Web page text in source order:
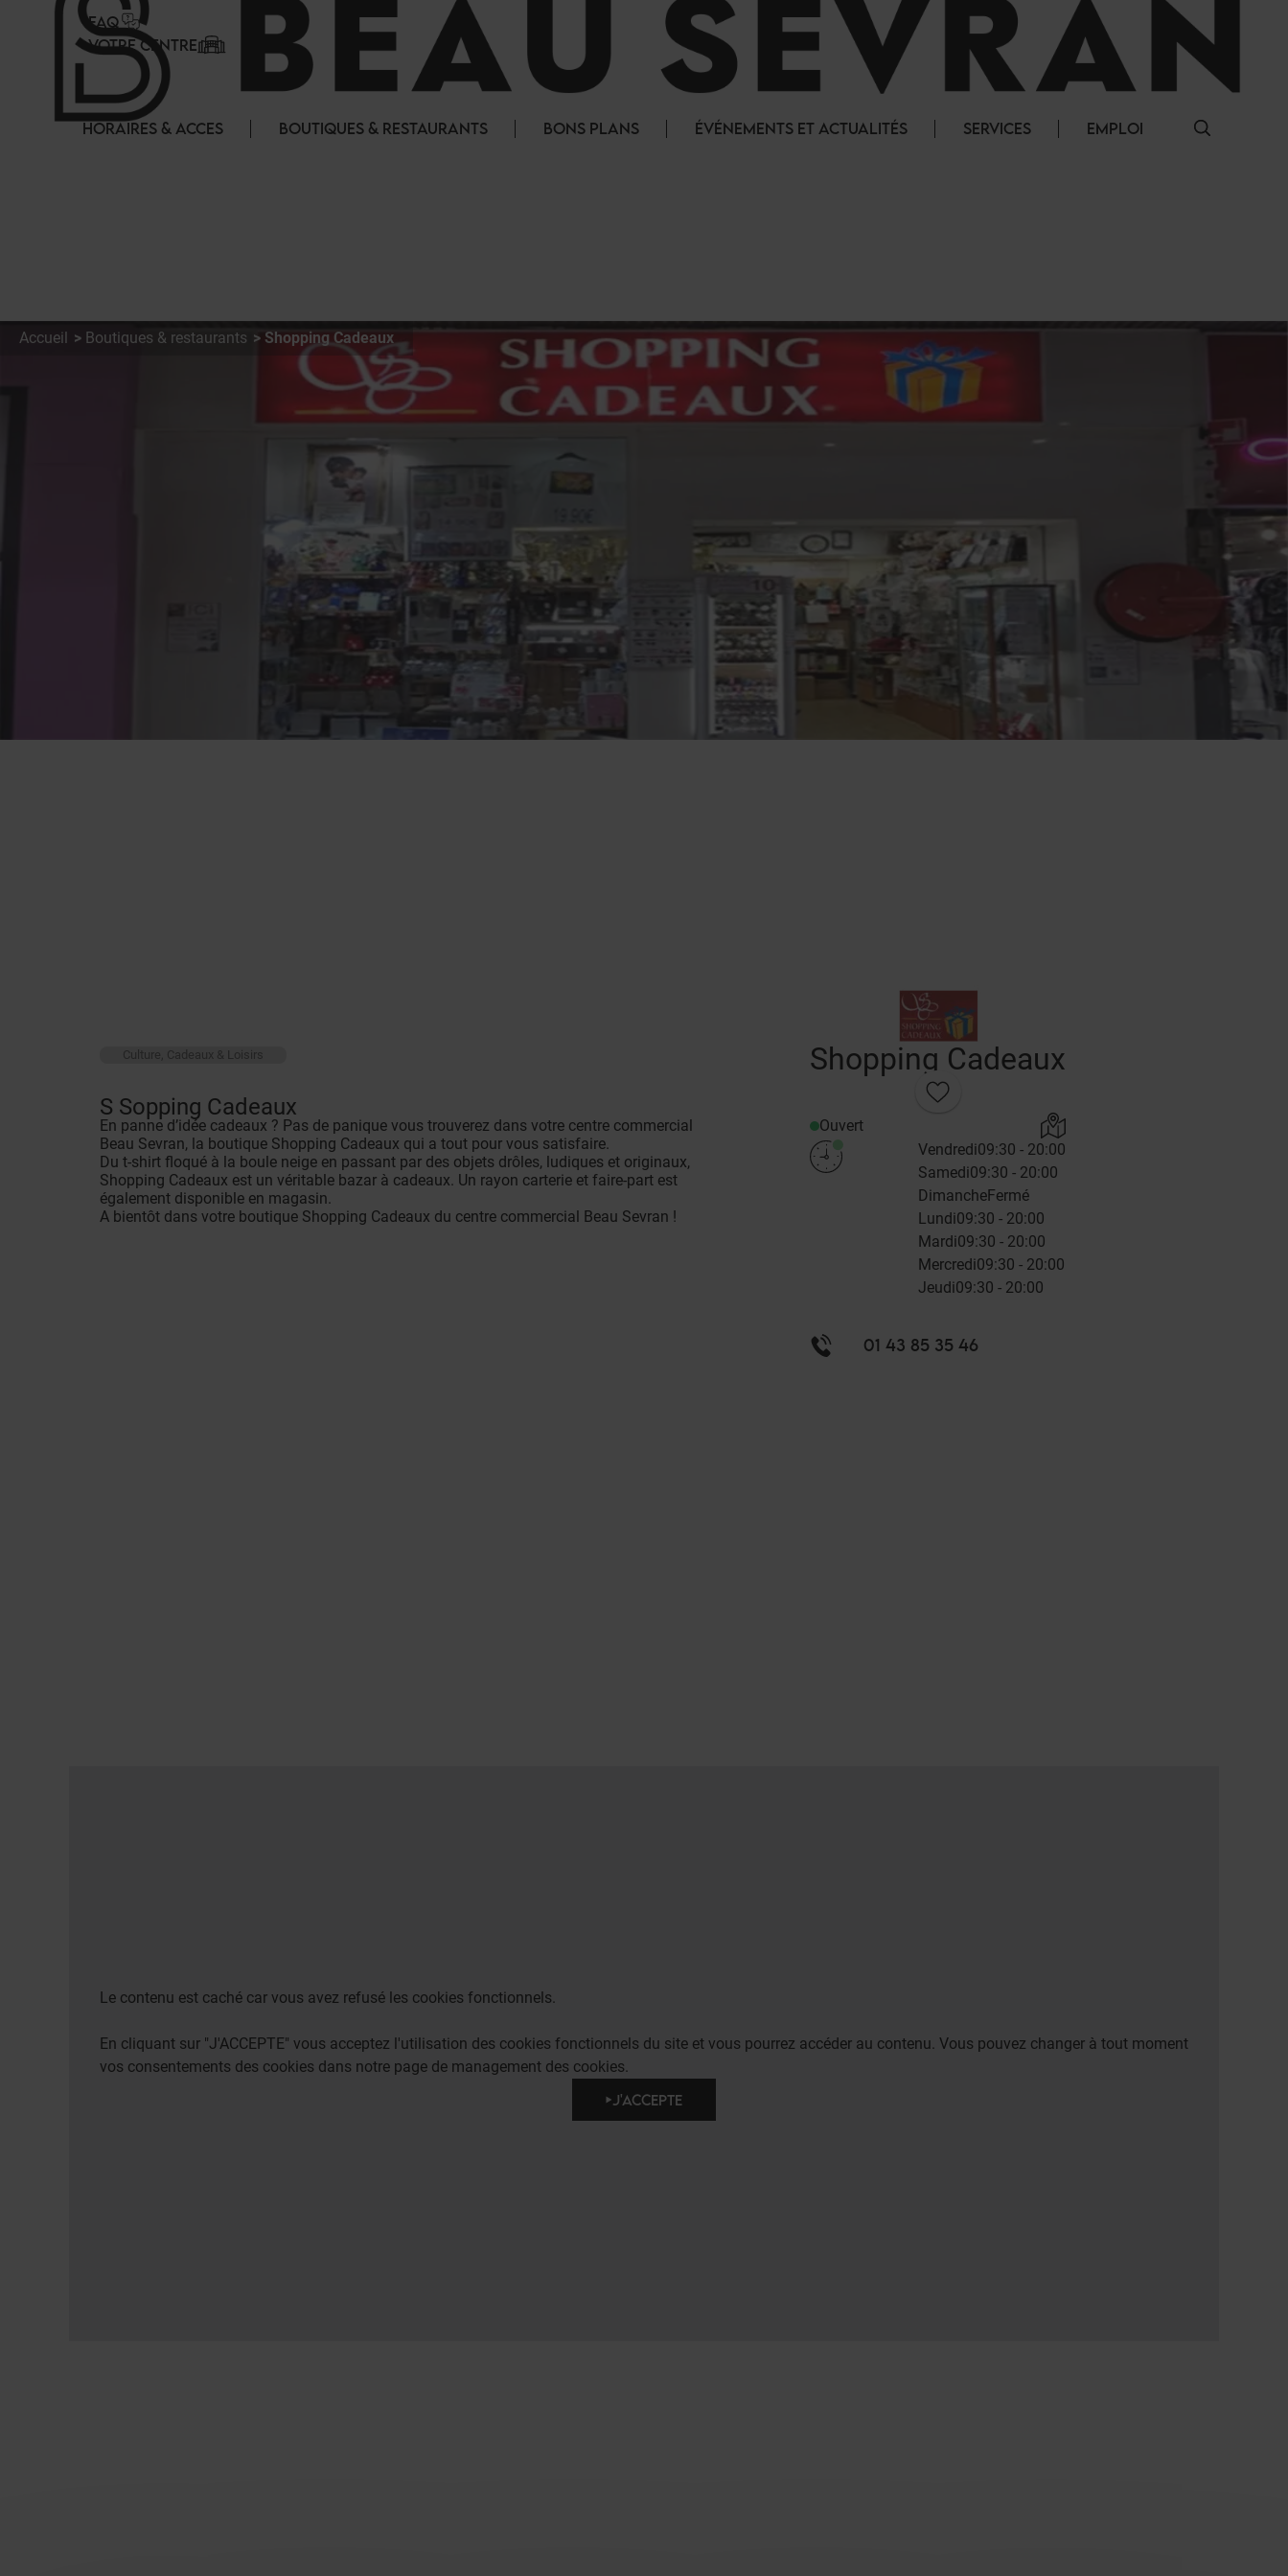
FAQ
VOTRE CENTRE
HORAIRES & ACCES BOUTIQUES & RESTAURANTS BONS PLANS ÉVÉNEMENTS ET ACTUALITÉS SERVICES EMPLOI
Accueil Boutiques & restaurants Shopping Cadeaux
Shopping Cadeaux
Ouvert
Vendredi09:30 - 20:00
Samedi09:30 - 20:00
DimancheFermé
Lundi09:30 - 20:00
Mardi09:30 - 20:00
Mercredi09:30 - 20:00
Jeudi09:30 - 20:00
01 43 85 35 46
Culture, Cadeaux & Loisirs
S Sopping Cadeaux
En panne d’idée cadeaux ? Pas de panique vous trouverez dans votre centre commercial
Beau Sevran, la boutique Shopping Cadeaux qui a tout pour vous satisfaire.
Du t-shirt floqué à la boule neige en passant par des objets drôles, ludiques et originaux,
Shopping Cadeaux est un véritable bazar à cadeaux. Un rayon carterie et faire-part est
également disponible en magasin.
A bientôt dans votre boutique Shopping Cadeaux du centre commercial Beau Sevran !
Le contenu est caché car vous avez refusé les cookies fonctionnels.
En cliquant sur "J'ACCEPTE" vous acceptez l'utilisation des cookies fonctionnels du site et vous pourrez accéder au contenu. Vous pouvez changer à tout moment
vos consentements des cookies dans notre page de management des cookies.
J'ACCEPTE
Panneau de gestion des cookies